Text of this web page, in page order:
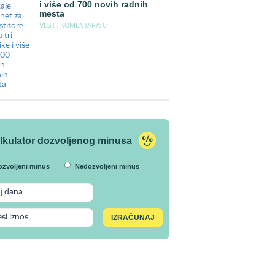
i više od 700 novih radnih
mesta
VEST | KOMENTARA: 0
dozvoljenog minusa
minus Nedozvoljeni minus